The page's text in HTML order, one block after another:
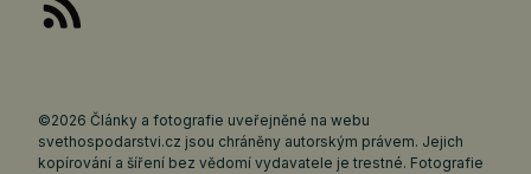
©2026 Články a fotografie uveřejněné na webu
svethospodarstvi.cz jsou chráněny autorským právem. Jejich
kopírování a šíření bez vědomí vydavatele je trestné. Fotografie